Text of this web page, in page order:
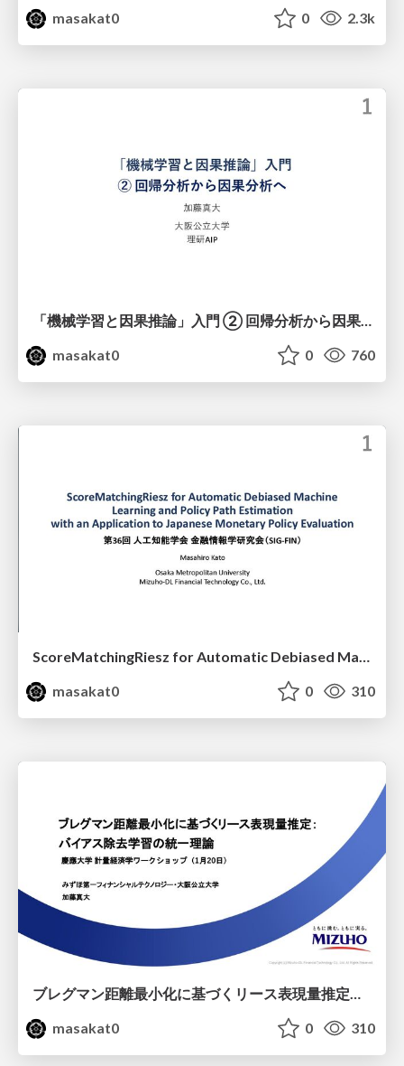
masakat0
0 2.3k
「機械学習と因果推論」入門 ② 回帰分析から因果分析へ
masakat0
0 760
ScoreMatchingRiesz for Automatic Debiased Machine Learning and Policy Path Estimation with an Application to Japanese Monetary Policy Evaluation
masakat0
0 310
masakat0
0 310